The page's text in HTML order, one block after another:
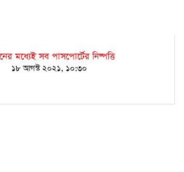
মধ্যেই সব পাসপোর্টের নিষ্পত্তি
১৮ আগস্ট ২০২১, ১০:৩০